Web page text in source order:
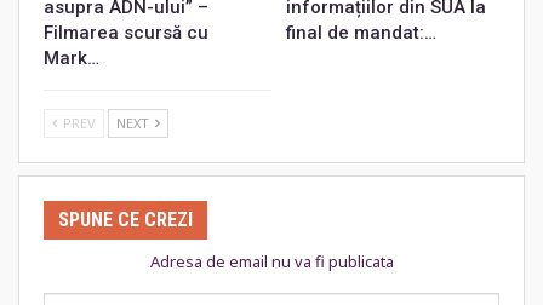
asupra ADN-ului” –
Filmarea scursă cu
Mark…
informațiilor din SUA la
final de mandat:…
PREV NEXT
SPUNE CE CREZI
Adresa de email nu va fi publicata